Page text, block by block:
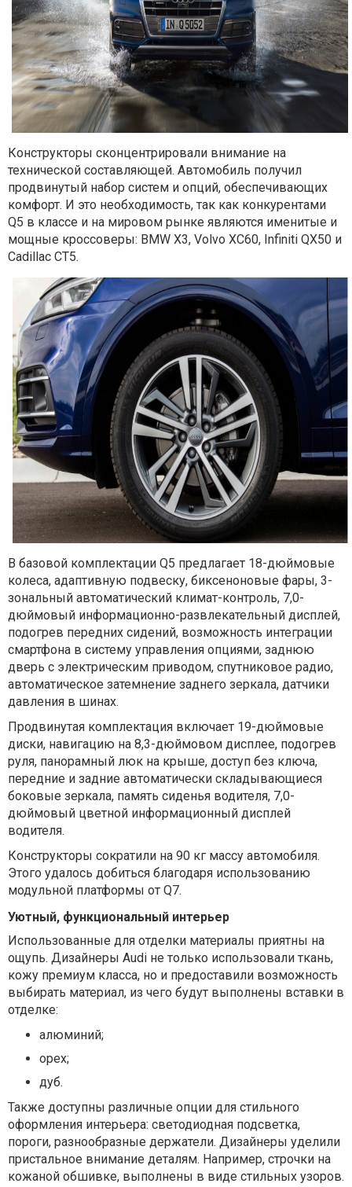
Конструкторы сконцентрировали внимание на
технической составляющей. Автомобиль получил
продвинутый набор систем и опций, обеспечивающих
комфорт. И это необходимость, так как конкурентами
Q5 в классе и на мировом рынке являются именитые и
мощные кроссоверы: BMW X3, Volvo XC60, Infiniti QX50 и
Cadillac CT5.
В базовой комплектации Q5 предлагает 18-дюймовые
колеса, адаптивную подвеску, биксеноновые фары, 3-
зональный автоматический климат-контроль, 7,0-
дюймовый информационно-развлекательный дисплей,
подогрев передних сидений, возможность интеграции
смартфона в систему управления опциями, заднюю
дверь с электрическим приводом, спутниковое радио,
автоматическое затемнение заднего зеркала, датчики
давления в шинах.
Продвинутая комплектация включает 19-дюймовые
диски, навигацию на 8,3-дюймовом дисплее, подогрев
руля, панорамный люк на крыше, доступ без ключа,
передние и задние автоматически складывающиеся
боковые зеркала, память сиденья водителя, 7,0-
дюймовый цветной информационный дисплей
водителя.
Конструкторы сократили на 90 кг массу автомобиля.
Этого удалось добиться благодаря использованию
модульной платформы от Q7.
Уютный, функциональный интерьер
Использованные для отделки материалы приятны на
ощупь. Дизайнеры Audi не только использовали ткань,
кожу премиум класса, но и предоставили возможность
выбирать материал, из чего будут выполнены вставки в
отделке:
алюминий;
орех;
дуб.
Также доступны различные опции для стильного
оформления интерьера: светодиодная подсветка,
пороги, разнообразные держатели. Дизайнеры уделили
пристальное внимание деталям. Например, строчки на
кожаной обшивке, выполнены в виде стильных узоров.